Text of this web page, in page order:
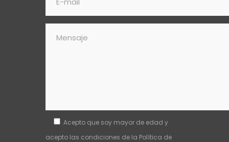
Acepto que soy mayor de edad y
acepto las condiciones de la Política de